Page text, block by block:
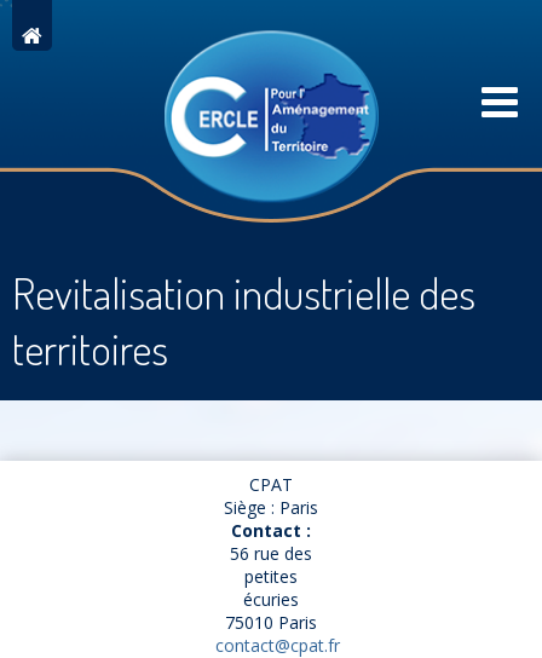
Revitalisation industrielle des
territoires
CPAT
Siège : Paris
Contact :
56 rue des
petites
écuries
75010 Paris
contact@cpat.fr